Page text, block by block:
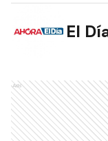
El
Ads